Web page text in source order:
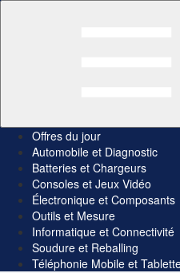
Offres du jour
Automobile et Diagnostic
Batteries et Chargeurs
Consoles et Jeux Vidéo
Électronique et Composants
Outils et Mesure
Informatique et Connectivité
Soudure et Reballing
Téléphonie Mobile et